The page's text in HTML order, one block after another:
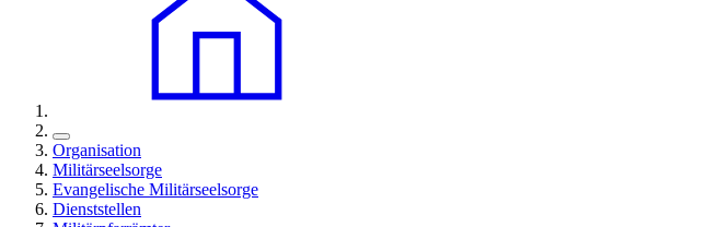
Organisation
Militärseelsorge
Evangelische Militärseelsorge
Dienststellen